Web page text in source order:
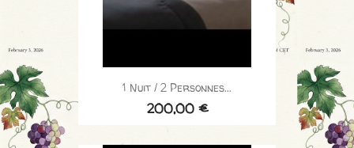
1 Nuit / 2 Personnes...
200,00 €